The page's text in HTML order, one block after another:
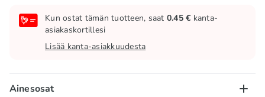
Kun ostat tämän tuotteen, saat 0.45 € kanta-
asiakaskortillesi
Lisää kanta-asiakkuudesta
Ainesosat